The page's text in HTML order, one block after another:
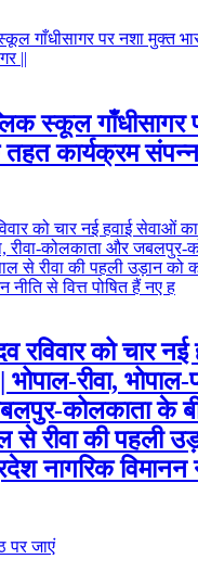
स्कूल गाँधीसागर
कार्यक्रम
रविवार को चार
रीवा, भोपाल-
कोलकाता के
से रीवा की पहली
नागरिक विमानन
पर जाएं